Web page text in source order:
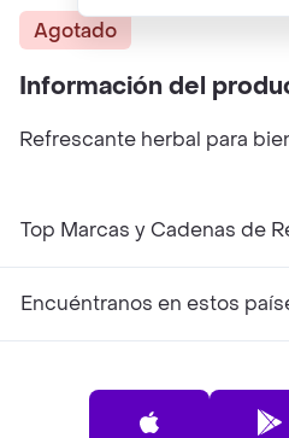
Agotado
Información del
Refrescante herbal para
Top Marcas y Cadenas de
Encuéntranos en estos